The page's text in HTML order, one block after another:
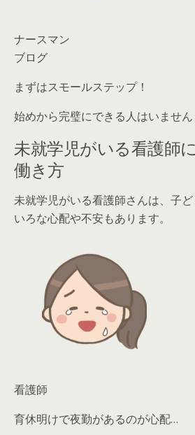
ナースマン
ブログ
まずはスモールステップ！
始めから完璧にできる人はいません
未就学児がいる看護師
働き方
未就学児がいる看護師さんは、子
いろな心配や不安もあります。
看護師
育休明けで夜勤があるのが心配…